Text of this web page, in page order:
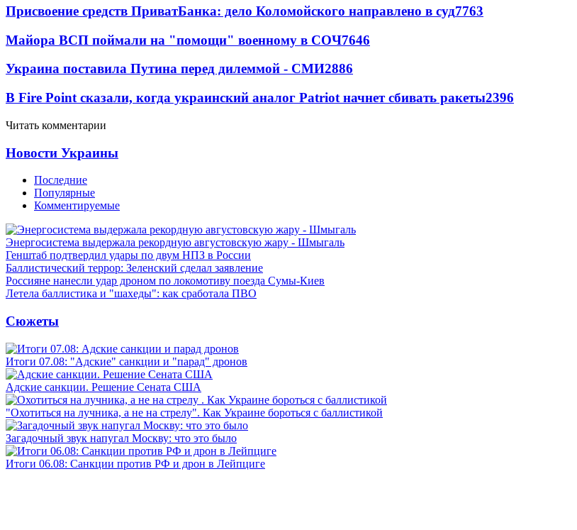
Присвоение средств ПриватБанка: дело Коломойского направлено в суд7763
Майора ВСП поймали на "помощи" военному в СОЧ7646
Украина поставила Путина перед дилеммой - СМИ2886
В Fire Point сказали, когда украинский аналог Patriot начнет сбивать ракеты2396
Читать комментарии
Новости Украины
Последние
Популярные
Комментируемые
Энергосистема выдержала рекордную августовскую жару - Шмыгаль
Генштаб подтвердил удары по двум НПЗ в России
Баллистический террор: Зеленский сделал заявление
Россияне нанесли удар дроном по локомотиву поезда Сумы-Киев
Летела баллистика и "шахеды": как сработала ПВО
Сюжеты
Итоги 07.08: "Адские" санкции и "парад" дронов
Адские санкции. Решение Сената США
"Охотиться на лучника, а не на стрелу". Как Украине бороться с баллистикой
Загадочный звук напугал Москву: что это было
Итоги 06.08: Санкции против РФ и дрон в Лейпциге